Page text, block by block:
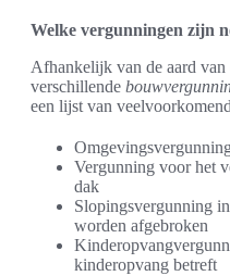
Welke vergunningen zijn
Afhankelijk van de aard
verschillende
een lijst van
Vergunning voor het
dak
Slopingsvergunning
worden afgebroken
kinderopvang betreft